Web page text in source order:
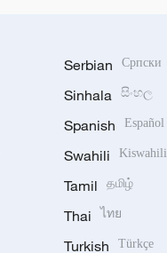
Serbian Српски
Sinhala සිංහල
Spanish Español
Swahili Kiswahili
Tamil தமிழ்
Thai ไทย
Turkish Türkçe